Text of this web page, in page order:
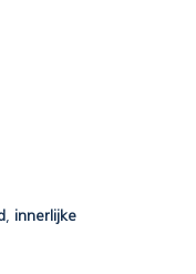
, innerlijke